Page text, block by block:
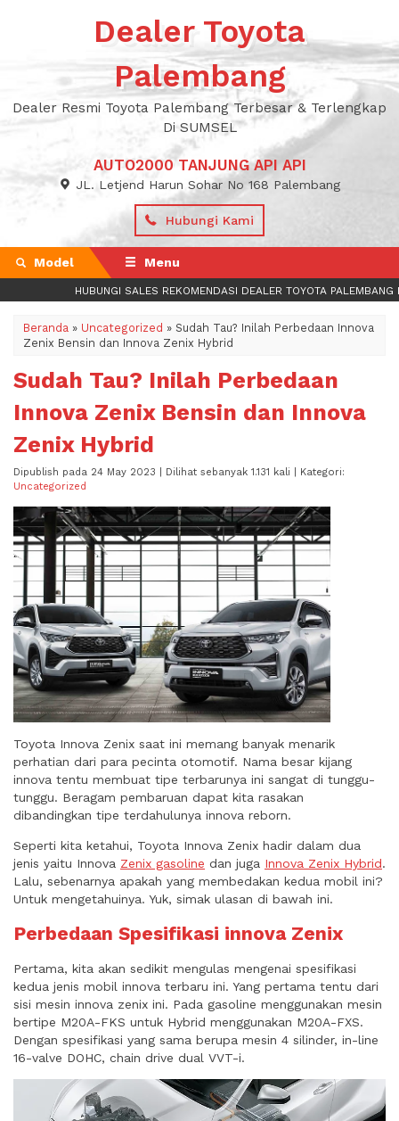
Dealer Toyota
Palembang
Dealer Resmi Toyota Palembang Terbesar & Terlengkap
Di SUMSEL
AUTO2000 TANJUNG API API
JL. Letjend Harun Sohar No 168 Palembang
Hubungi Kami
Model Menu
HUBUNGI SALES REKOMENDASI DEALER TOYOTA PALEMBANG
Beranda » Uncategorized » Sudah Tau? Inilah Perbedaan Innova
Zenix Bensin dan Innova Zenix Hybrid
Sudah Tau? Inilah Perbedaan
Innova Zenix Bensin dan Innova
Zenix Hybrid
Dipublish pada 24 May 2023 | Dilihat sebanyak 1.131 kali | Kategori:
Uncategorized
Toyota Innova Zenix saat ini memang banyak menarik
perhatian dari para pecinta otomotif. Nama besar kijang
innova tentu membuat tipe terbarunya ini sangat di tunggu-
tunggu. Beragam pembaruan dapat kita rasakan
dibandingkan tipe terdahulunya innova reborn.
Seperti kita ketahui, Toyota Innova Zenix hadir dalam dua
jenis yaitu Innova Zenix gasoline dan juga Innova Zenix Hybrid.
Lalu, sebenarnya apakah yang membedakan kedua mobil ini?
Untuk mengetahuinya. Yuk, simak ulasan di bawah ini.
Perbedaan Spesifikasi innova Zenix
Pertama, kita akan sedikit mengulas mengenai spesifikasi
kedua jenis mobil innova terbaru ini. Yang pertama tentu dari
sisi mesin innova zenix ini. Pada gasoline menggunakan mesin
bertipe M20A-FKS untuk Hybrid menggunakan M20A-FXS.
Dengan spesifikasi yang sama berupa mesin 4 silinder, in-line
16-valve DOHC, chain drive dual VVT-i.